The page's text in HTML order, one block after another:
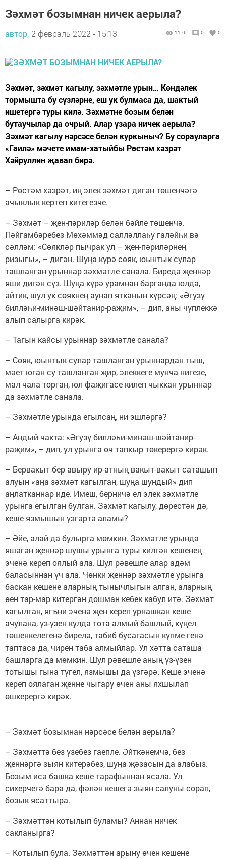
Зәхмәт бозымнан ничек аерыла?
автор, 2 февраль 2022 - 15:13 1176 0 0
Зәхмәт, зәхмәт кагылу, зәхмәтле урын… Көндәлек
тормышта бу сүзләрне, еш ук булмаса да, шактый
ишетергә туры килә. Зәхмәтне бозым белән
бутаучылар да очрый. Алар үзара ничек аерыла?
Зәхмәт кагылу нәрсәсе белән куркыныч? Бу сорауларга
«Гаилә» мәчете имам-хатыйбы Рөстәм хәзрәт
Хәйруллин җавап бирә.
– Рөстәм хәзрәт, иң элек зәхмәт дигән төшенчәгә
ачыклык кертеп китегезче.
– Зәхмәт – җен-пәриләр белән бәйле төшенчә.
Пәйгамбәребез Мөхәммәд салләллаһу галәйһи вә
сәлләм: «Сөякләр пычрак ул – җен-пәриләрнең
ризыгы», – дигән. Шуңа күрә сөяк, юынтык сулар
ташланган урыннар зәхмәтле санала. Биредә җеннәр
яши дигән сүз. Шуңа күрә урамнан барганда юлда,
әйтик, шул ук сөякнең аунап ятканын күрсәң: «Әгузү
билләһи-минәш-шәйтанир-раҗим», – дип, аны чүплеккә
алып салырга кирәк.
– Тагын кайсы урыннар зәхмәтле санала?
– Сөяк, юынтык сулар ташланган урыннардан тыш,
мәет юган су ташланган җир, элеккеге мунча нигезе,
мал чала торган, юл фаҗигасе килеп чыккан урыннар
да зәхмәтле санала.
– Зәхмәтле урында егылсаң, ни эшләргә?
– Андый чакта: «Әгузү билләһи-минәш-шәйтанир-
раҗим», – дип, ул урынга өч тапкыр төкерергә кирәк.
– Бервакыт бер авыру ир-атның вакыт-вакыт саташып
алуын «аңа зәхмәт кагылган, шуңа шундый» дип
аңлатканнар иде. Имеш, берничә ел элек зәхмәтле
урынга егылган булган. Зәхмәт кагылу, дөрестән дә,
кеше язмышын үзгәртә аламы?
– Әйе, алай да булырга мөмкин. Зәхмәтле урында
яшәгән җеннәр шушы урынга туры килгән кешенең
эченә кереп оялый ала. Шул рәвешле алар адәм
баласыннан үч ала. Чөнки җеннәр зәхмәтле урынга
баскан кешене аларның тынычлыгын алган, аларның
өен тар-мар китергән дошман кебек кабул итә. Зәхмәт
кагылган, ягъни эченә җен кереп урнашкан кеше
ачулана, үз-үзен кулда тота алмый башлый, күңел
төшенкелегенә бирелә, табиб бусагасын күпме генә
таптаса да, чирен таба алмыйлар. Ул хәтта саташа
башларга да мөмкин. Шул рәвешле аның үз-үзен
тотышы гына түгел, язмышы да үзгәрә. Кеше эченә
кереп оялаган җенне чыгару өчен аны яхшылап
өшкерергә кирәк.
– Зәхмәт бозымнан нәрсәсе белән аерыла?
– Зәхмәттә без үзебез гаепле. Әйткәнемчә, без
җеннәргә зыян китерәбез, шуңа җәзасын да алабыз.
Бозым исә башка кеше тарафыннан ясала. Ул
сихерчегә бара да, фәлән кешегә зыян салуны сорап,
бозык ясаттыра.
– Зәхмәттән котылып буламы? Аннан ничек
сакланырга?
– Котылып була. Зәхмәттән арыну өчен кешене